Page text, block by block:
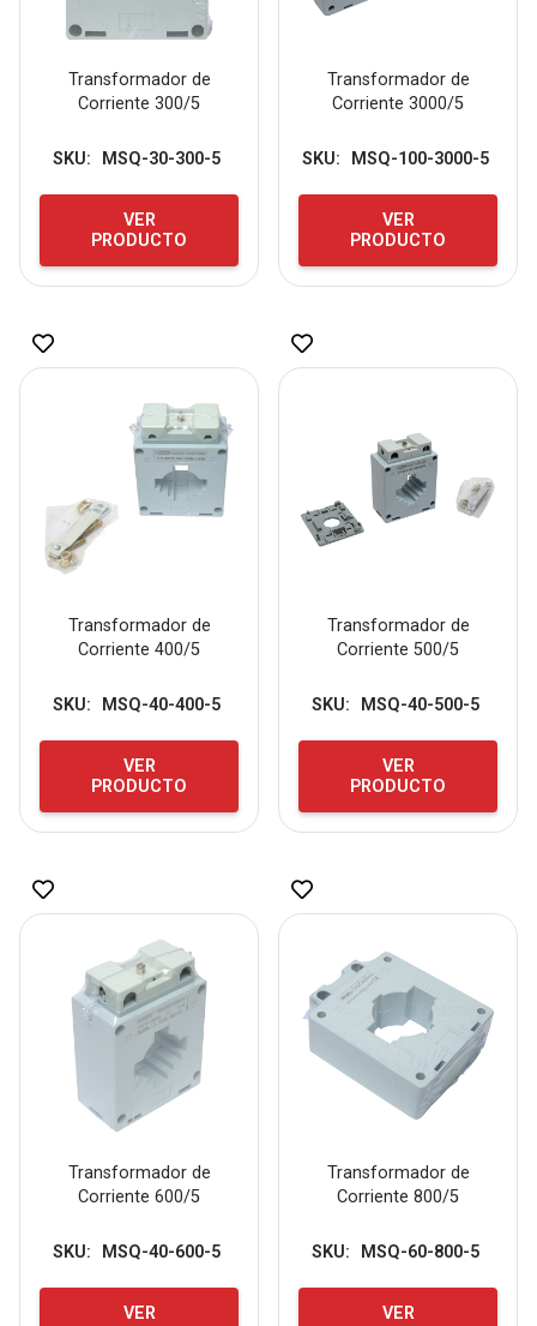
Transformador de
Corriente 300/5
SKU: MSQ-30-300-5
VER
PRODUCTO
Transformador de
Corriente 3000/5
SKU: MSQ-100-3000-5
VER
PRODUCTO
Transformador de
Corriente 400/5
SKU: MSQ-40-400-5
VER
PRODUCTO
Transformador de
Corriente 500/5
SKU: MSQ-40-500-5
VER
PRODUCTO
Transformador de
Corriente 600/5
SKU: MSQ-40-600-5
VER
Transformador de
Corriente 800/5
SKU: MSQ-60-800-5
VER